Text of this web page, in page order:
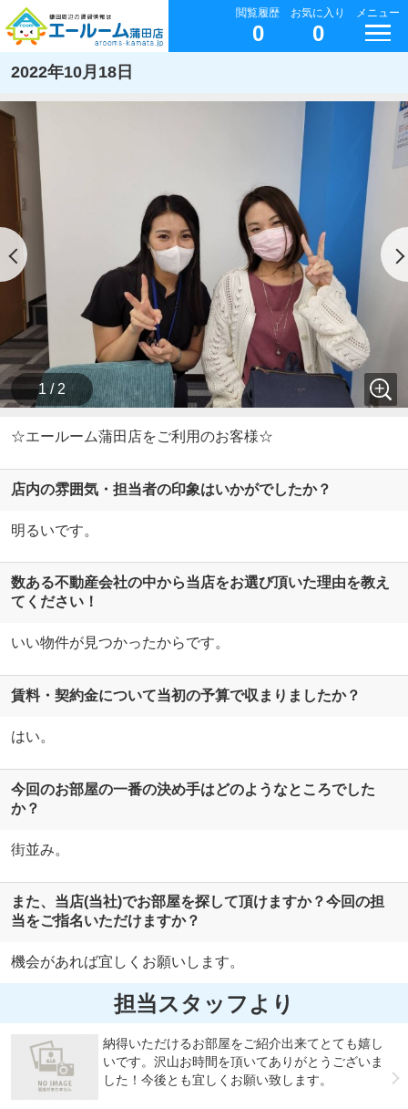
閲覧履歴
0
お気に入り
0
メニュー
2022年10月18日
1 / 2
☆エールーム蒲田店をご利用のお客様☆
店内の雰囲気・担当者の印象はいかがでしたか？
明るいです。
数ある不動産会社の中から当店をお選び頂いた理由を教え
てください！
いい物件が見つかったからです。
賃料・契約金について当初の予算で収まりましたか？
はい。
今回のお部屋の一番の決め手はどのようなところでした
か？
街並み。
また、当店(当社)でお部屋を探して頂けますか？今回の担
当をご指名いただけますか？
機会があれば宜しくお願いします。
担当スタッフより
納得いただけるお部屋をご紹介出来てとても嬉し
いです。沢山お時間を頂いてありがとうございま
した！今後とも宜しくお願い致します。